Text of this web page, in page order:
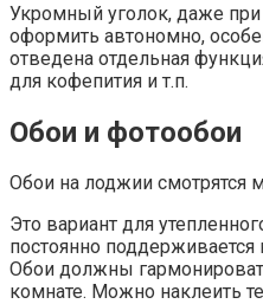
Укромный уголок, даже
оформить автономно,
отведена отдельная
для кофепития и т.п.
Обои и фотообои
Обои на лоджии смотрятся
Это вариант для
постоянно поддерживается
Обои должны
комнате. Можно наклеить